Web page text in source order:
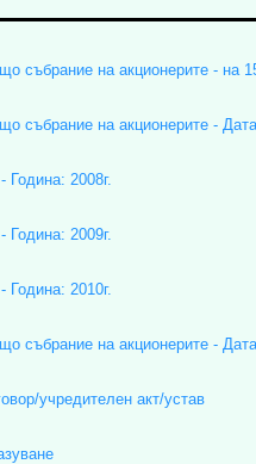
събрание на акционерите - на
събрание на акционерите -
2008г.
2009г.
2010г.
събрание на акционерите -
учредителен акт/устав